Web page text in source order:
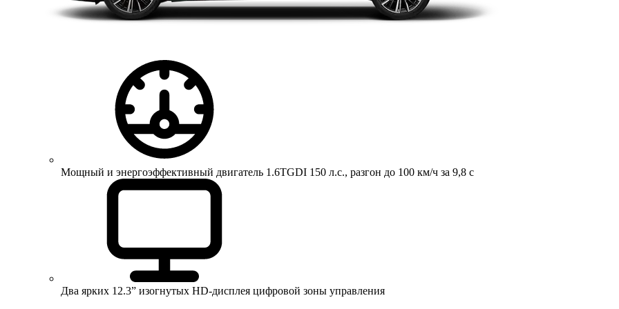
Мощный и энергоэффективный двигатель 1.6TGDI 150 л.с., разгон до 100 км/ч за 9,8 с
Два ярких 12.3” изогнутых HD-дисплея цифровой зоны управления